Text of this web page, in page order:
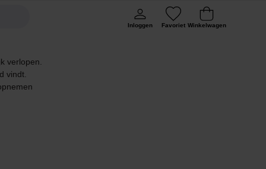
Inloggen Favoriet Winkelwagen
verlopen.
vindt.